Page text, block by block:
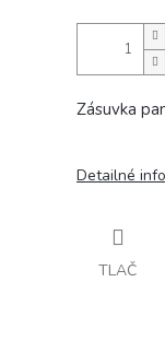
Zásuvka
Detailné
TLAČ